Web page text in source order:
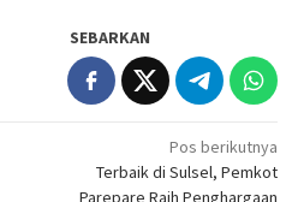
SEBARKAN
Pos berikutnya
Terbaik di Sulsel, Pemkot
Parepare Raih Penghargaan